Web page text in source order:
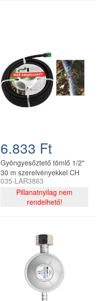
6.833 Ft
Gyöngyesőztető tömlő 1/2"
30 m szerelvényekkel CH
035-LAR3863
Pillanatnyilag nem
rendelhető!